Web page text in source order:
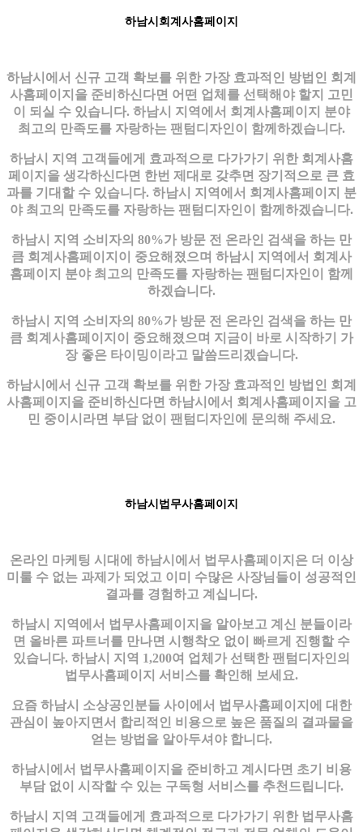
하남시회계사홈페이지
하남시에서 신규 고객 확보를 위한 가장 효과적인 방법인 회계
사홈페이지을 준비하신다면 어떤 업체를 선택해야 할지 고민
이 되실 수 있습니다. 하남시 지역에서 회계사홈페이지 분야
최고의 만족도를 자랑하는 팬텀디자인이 함께하겠습니다.
하남시 지역 고객들에게 효과적으로 다가가기 위한 회계사홈
페이지을 생각하신다면 한번 제대로 갖추면 장기적으로 큰 효
과를 기대할 수 있습니다. 하남시 지역에서 회계사홈페이지 분
야 최고의 만족도를 자랑하는 팬텀디자인이 함께하겠습니다.
하남시 지역 소비자의 80%가 방문 전 온라인 검색을 하는 만
큼 회계사홈페이지이 중요해졌으며 하남시 지역에서 회계사
홈페이지 분야 최고의 만족도를 자랑하는 팬텀디자인이 함께
하겠습니다.
하남시 지역 소비자의 80%가 방문 전 온라인 검색을 하는 만
큼 회계사홈페이지이 중요해졌으며 지금이 바로 시작하기 가
장 좋은 타이밍이라고 말씀드리겠습니다.
하남시에서 신규 고객 확보를 위한 가장 효과적인 방법인 회계
사홈페이지을 준비하신다면 하남시에서 회계사홈페이지을 고
민 중이시라면 부담 없이 팬텀디자인에 문의해 주세요.
하남시법무사홈페이지
온라인 마케팅 시대에 하남시에서 법무사홈페이지은 더 이상
미룰 수 없는 과제가 되었고 이미 수많은 사장님들이 성공적인
결과를 경험하고 계십니다.
하남시 지역에서 법무사홈페이지을 알아보고 계신 분들이라
면 올바른 파트너를 만나면 시행착오 없이 빠르게 진행할 수
있습니다. 하남시 지역 1,200여 업체가 선택한 팬텀디자인의
법무사홈페이지 서비스를 확인해 보세요.
요즘 하남시 소상공인분들 사이에서 법무사홈페이지에 대한
관심이 높아지면서 합리적인 비용으로 높은 품질의 결과물을
얻는 방법을 알아두셔야 합니다.
하남시에서 법무사홈페이지을 준비하고 계시다면 초기 비용
부담 없이 시작할 수 있는 구독형 서비스를 추천드립니다.
하남시 지역 고객들에게 효과적으로 다가가기 위한 법무사홈